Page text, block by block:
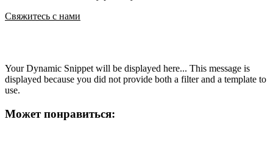
Свяжитесь с нами
Your Dynamic Snippet will be displayed here... This message is
displayed because you did not provide both a filter and a template to
use.
Может понравиться: